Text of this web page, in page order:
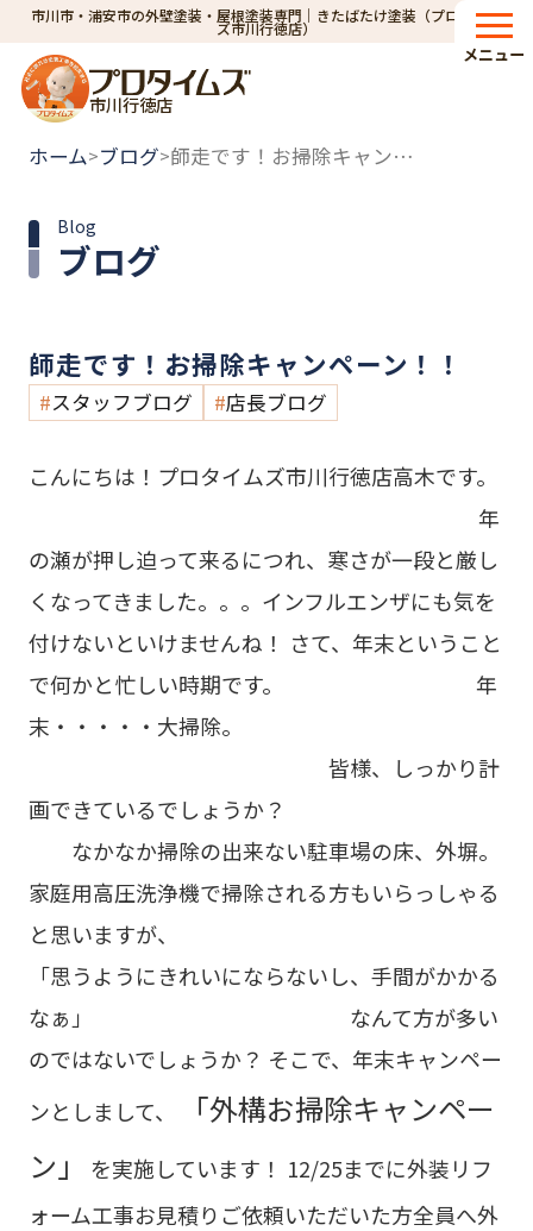
市川市・浦安市の外壁塗装・屋根塗装専門｜きたばたけ塗装（プロタイム
ズ市川行徳店）
市川行徳店
メニュー
ホーム>ブログ> 師走です！お掃除キャンペーン！！
ブログ
Blog
師走です！お掃除キャンペーン！！
スタッフブログ 店長ブログ
こんにちは！プロタイムズ市川行徳店高木です。
年
の瀬が押し迫って来るにつれ、寒さが一段と厳し
くなってきました。。。インフルエンザにも気を
付けないといけませんね！ さて、年末ということ
で何かと忙しい時期です。 年
末・・・・・大掃除。
皆様、しっかり計
画できているでしょうか？
なかなか掃除の出来ない駐車場の床、外塀。
家庭用高圧洗浄機で掃除される方もいらっしゃる
と思いますが、
「思うようにきれいにならないし、手間がかかる
なぁ」 なんて方が多い
のではないでしょうか？ そこで、年末キャンペー
ンとしまして、
「外構お掃除キャンペー
ン」
を実施しています！ 12/25までに外装リフ
ォーム工事お見積りご依頼いただいた方全員へ外